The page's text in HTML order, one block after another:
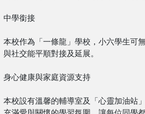
中學銜接
本校作為「一條龍」學校，小六學生可
與社交能平順對接及延展。
身心健康與家庭資源支持
本校設有溫馨的輔導室及「心靈加油站